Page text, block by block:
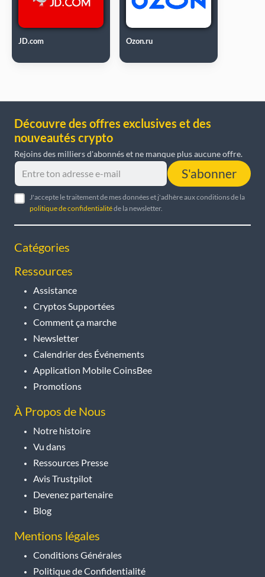
JD.com Ozon.ru
Découvre des offres exclusives et des
nouveautés crypto
Rejoins des milliers d'abonnés et ne manque plus aucune offre.
S'abonner
J'accepte le traitement de mes données et j'adhère aux conditions de la
politique de confidentialitéde la newsletter.
Catégories
Ressources
Assistance
Cryptos Supportées
Comment ça marche
Newsletter
Calendrier des Événements
Application Mobile CoinsBee
Promotions
À Propos de Nous
Notre histoire
Vu dans
Ressources Presse
Avis Trustpilot
Devenez partenaire
Blog
Mentions légales
Conditions Générales
Politique de Confidentialité